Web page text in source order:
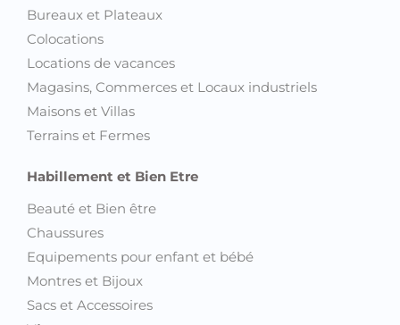
Bureaux et Plateaux
Colocations
Locations de vacances
Magasins, Commerces et Locaux industriels
Maisons et Villas
Terrains et Fermes
Habillement et Bien Etre
Beauté et Bien être
Chaussures
Equipements pour enfant et bébé
Montres et Bijoux
Sacs et Accessoires